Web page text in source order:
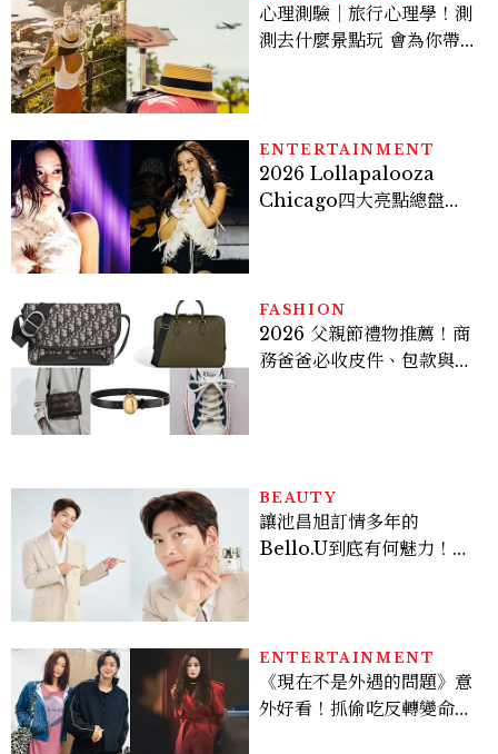
心理測驗｜旅行心理學！測
測去什麼景點玩 會為你帶來
ENTERTAINMENT
2026 Lollapalooza
Chicago四大亮點總盤
FASHION
2026 父親節禮物推薦！商
務爸爸必收皮件、包款與鞋
BEAUTY
讓池昌旭訂情多年的
Bello.U到底有何魅力！揭
倦感，超神！
ENTERTAINMENT
《現在不是外遇的問題》意
外好看！抓偷吃反轉變命